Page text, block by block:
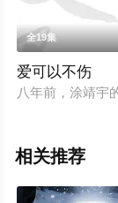
全19集
爱可以不伤
八年前，涂靖宇
相关推荐